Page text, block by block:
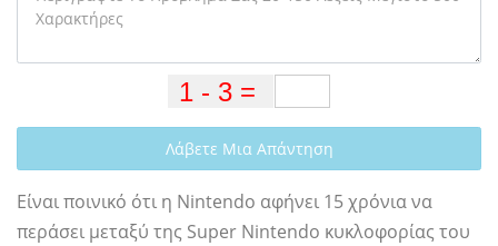
Λάβετε Μια Απάντηση
Είναι ποινικό ότι η Nintendo αφήνει 15 χρόνια να
περάσει μεταξύ της Super Nintendo κυκλοφορίας του